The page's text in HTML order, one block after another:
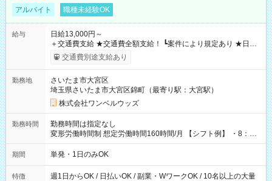
アルバイト 職種未経験OK
給与
日給13,000円～
＋交通費支給 ★交通費全額支給！ ┗案件により規定あり ★日払
いOK！（規定あり） ┗働いたその日に現金GET♪ お仕事後はコ
ンビニATMから 日払い分を引き落とせます！ 【試用期間】試
交通費別途支給あり
勤務地
さいたま市大宮区
埼玉県さいたま市大宮区錦町（最寄り駅：大宮駅）
株式会社ワンベルウッズ
勤務時間
勤務時間は指定なし
変形労働時間制 想定労働時間160時間/月 【シフト例】 ・8：00
～21：00
期間 単発・1日のみOK
特徴
週1日からOK / 日払いOK / 副業・WワークOK / 10名以上の大量